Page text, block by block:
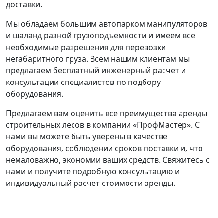
доставки.
Мы обладаем большим автопарком манипуляторов
и шаланд разной грузоподъемности и имеем все
необходимые разрешения для перевозки
негабаритного груза. Всем нашим клиентам мы
предлагаем бесплатный инженерный расчет и
консультации специалистов по подбору
оборудования.
Предлагаем вам оценить все преимущества аренды
строительных лесов в компании «ПрофМастер». С
нами вы можете быть уверены в качестве
оборудования, соблюдении сроков поставки и, что
немаловажно, экономии ваших средств. Свяжитесь с
нами и получите подробную консультацию и
индивидуальный расчет стоимости аренды.